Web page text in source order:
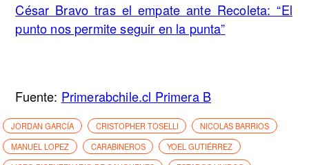
César Bravo tras el empate ante Recoleta: “El
punto nos permite seguir en la punta”
Fuente: Primerabchile.cl Primera B
JORDAN GARCÍA CRISTOPHER TOSELLI
NICOLAS BARRIOS
MANUEL LOPEZ
CARABINEROS
YOEL GUTIÉRREZ